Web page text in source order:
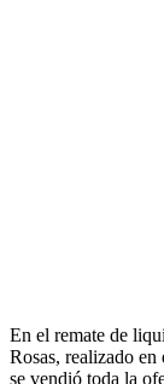
En el remate de
Rosas, realizado
se vendió toda la